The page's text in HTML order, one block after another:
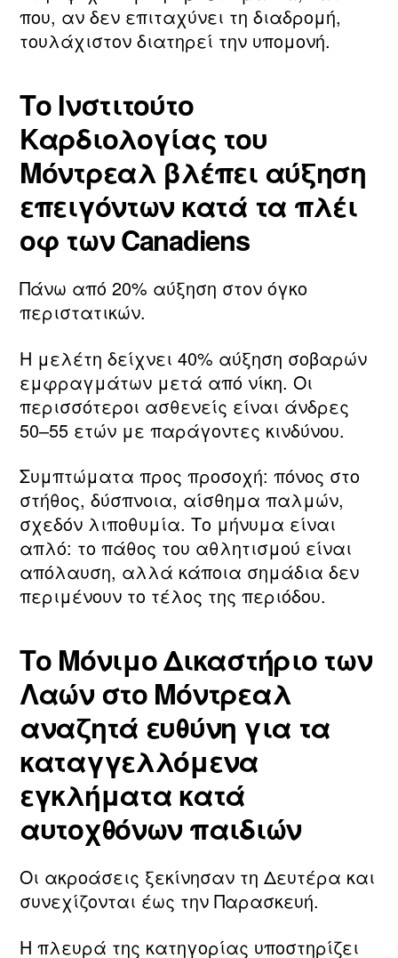
που, αν δεν επιταχύνει τη διαδρομή,
τουλάχιστον διατηρεί την υπομονή.
Το Ινστιτούτο
Καρδιολογίας του
Μόντρεαλ βλέπει αύξηση
επειγόντων κατά τα πλέι
οφ των Canadiens
Πάνω από 20% αύξηση στον όγκο
περιστατικών.
Η μελέτη δείχνει 40% αύξηση σοβαρών
εμφραγμάτων μετά από νίκη. Οι
περισσότεροι ασθενείς είναι άνδρες
50–55 ετών με παράγοντες κινδύνου.
Συμπτώματα προς προσοχή: πόνος στο
στήθος, δύσπνοια, αίσθημα παλμών,
σχεδόν λιποθυμία. Το μήνυμα είναι
απλό: το πάθος του αθλητισμού είναι
απόλαυση, αλλά κάποια σημάδια δεν
περιμένουν το τέλος της περιόδου.
Το Μόνιμο Δικαστήριο των
Λαών στο Μόντρεαλ
αναζητά ευθύνη για τα
καταγγελλόμενα
εγκλήματα κατά
αυτοχθόνων παιδιών
Οι ακροάσεις ξεκίνησαν τη Δευτέρα και
συνεχίζονται έως την Παρασκευή.
Η πλευρά της κατηγορίας υποστηρίζει